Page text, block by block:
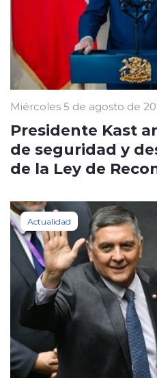
Miércoles 5 de agosto de
Presidente Kast
de seguridad y
de la Ley de
Actualidad